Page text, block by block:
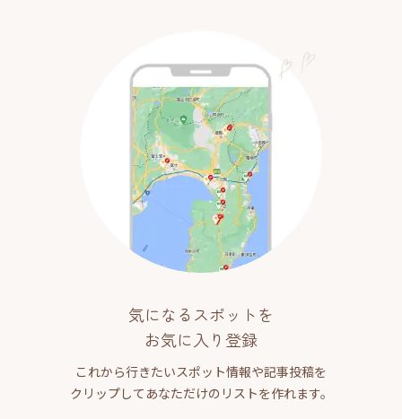
気になるスポットを
お気に入り登録
これから行きたいスポット情報や記事投稿を
クリップしてあなただけのリストを作れます。